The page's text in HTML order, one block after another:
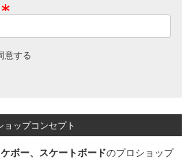
須意する
ョップコンセプト
ケボー、スケートボードのプロショップ